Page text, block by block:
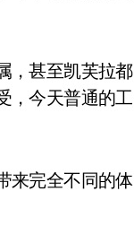
，甚至凯芙拉都
，今天普通的工
来完全不同的体